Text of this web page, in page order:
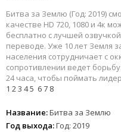
Битва за Землю (Год: 2019)
качестве HD 720, 1080 и 4к
бесплатно с лучшей
переводе. Уже 10 лет Земля
населения сотрудничает с
сопротивлении ведет
24 часа, чтобы поймать
1 23 45 67 8
Название:Битва за Землю
Год выхода:Год: 2019